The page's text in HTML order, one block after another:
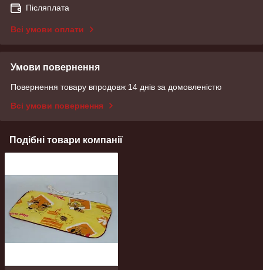
Післяплата
Всі умови оплати
Умови повернення
Повернення товару впродовж 14 днів за домовленістю
Всі умови повернення
Подібні товари компанії